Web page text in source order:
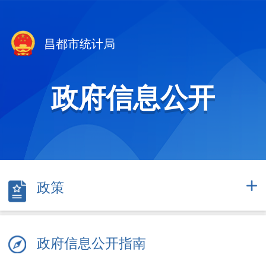
昌都市统计局
政府信息公开
政策
政府信息公开指南